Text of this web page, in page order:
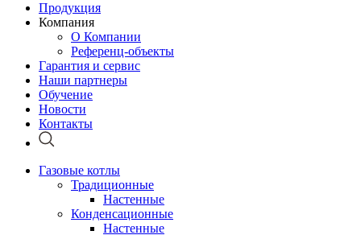
Продукция
Компания
О Компании
Референц-объекты
Гарантия и сервис
Наши партнеры
Обучение
Новости
Контакты
Газовые котлы
Традиционные
Настенные
Конденсационные
Настенные